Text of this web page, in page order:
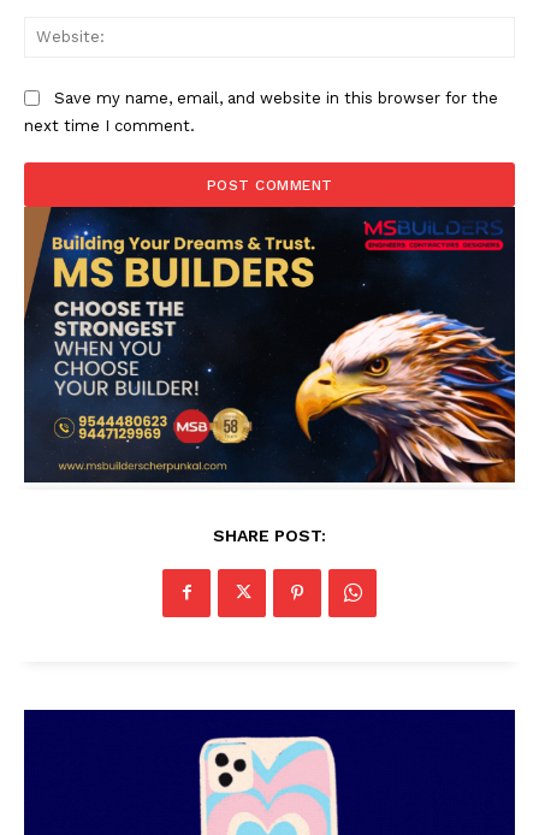
Save my name, email, and website in this browser for the
next time I comment.
SHARE POST: